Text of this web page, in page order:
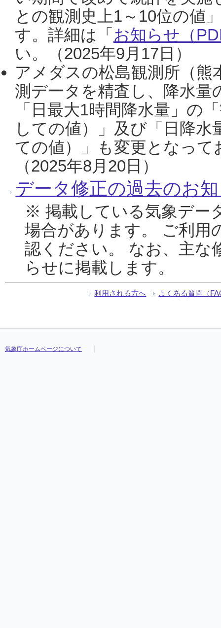
との観測史上1～10位の値
す。詳細は「 お知らせ（
い。（2025年9月17日）
アメダスの松島観測所（熊
測データを精査し、降水
「日最大1時間降水量」の
しての値）」及び「日降
ての値）」も変更となっ
（2025年8月20日）
データ修正の過去のお
※ 掲載している気象デー
場合があります。 ご利用
認ください。 なお、主な
らせに掲載します。
利用される方へ よくある質問（
気象庁ホームページについて